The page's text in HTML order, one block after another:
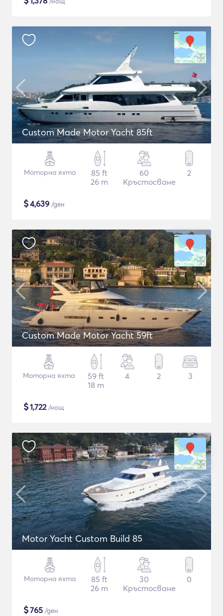
Custom Made Motor Yacht 85ft
Моторна яхта
85 ft
26 m
60
Кръстосване
2
$4,639 /ден
Custom Made Motor Yacht 59ft
Моторна яхта
59 ft
18 m
4 2 3
$1,722/нощ
Motor Yacht Custom Build 85
Моторна яхта
85 ft
26 m
30
Кръстосване
0
$765 /ден